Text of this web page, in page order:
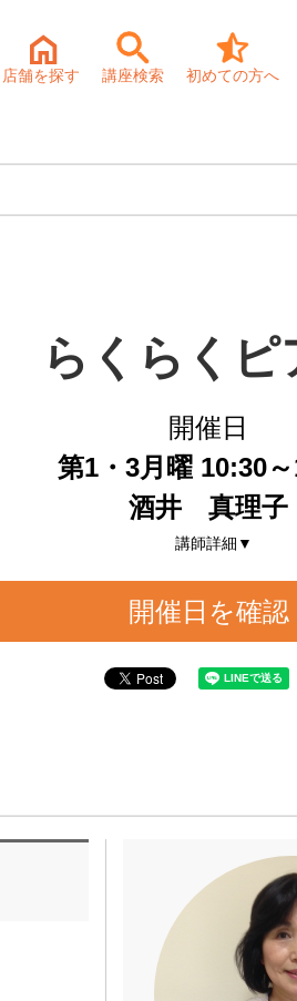
店舗を探す 講座検索 初めての方へ
らくらくピ
開催日
第1・3月曜 10:30
酒井 真理子
講師詳細▼
開催日を確認